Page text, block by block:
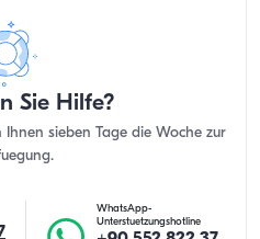
Sie Hilfe?
sieben Tage die Woche zur
WhatsApp-
Unterstuetzungshotline